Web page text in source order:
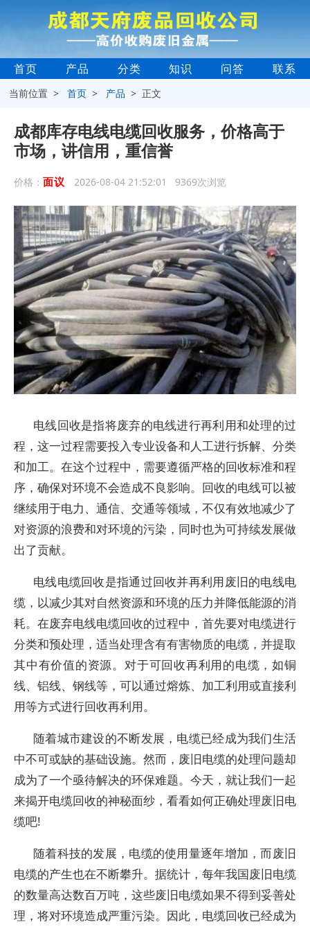
首页 产品 分类 知识 问答 联系
当前位置 >首页 > 产品 > 正文
成都库存电线电缆回收服务，价格高于
市场，讲信用，重信誉
价格： 面议 2026-08-04 21:52:01 9369次浏览
电线回收是指将废弃的电线进行再利用和处理的过
程，这一过程需要投入专业设备和人工进行拆解、分类
和加工。在这个过程中，需要遵循严格的回收标准和程
序，确保对环境不会造成不良影响。回收的电线可以被
继续用于电力、通信、交通等领域，不仅有效地减少了
对资源的浪费和对环境的污染，同时也为可持续发展做
出了贡献。
电线电缆回收是指通过回收并再利用废旧的电线电
缆，以减少其对自然资源和环境的压力并降低能源的消
耗。在废弃电线电缆回收的过程中，首先要对电缆进行
分类和预处理，适当处理含有有害物质的电缆，并提取
其中有价值的资源。对于可回收再利用的电缆，如铜
线、铝线、钢线等，可以通过熔炼、加工利用或直接利
用等方式进行回收再利用。
随着城市建设的不断发展，电缆已经成为我们生活
中不可或缺的基础设施。然而，废旧电缆的处理问题却
成为了一个亟待解决的环保难题。今天，就让我们一起
来揭开电缆回收的神秘面纱，看看如何正确处理废旧电
缆吧!
随着科技的发展，电缆的使用量逐年增加，而废旧
电缆的产生也在不断攀升。据统计，每年我国废旧电缆
的数量高达数百万吨，这些废旧电缆如果不得到妥善处
理，将对环境造成严重污染。因此，电缆回收已经成为